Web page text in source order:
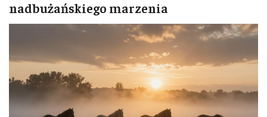
nadbużańskiego marzenia